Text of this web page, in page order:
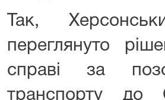
Так,
переглянуто
справі за
транспорту до